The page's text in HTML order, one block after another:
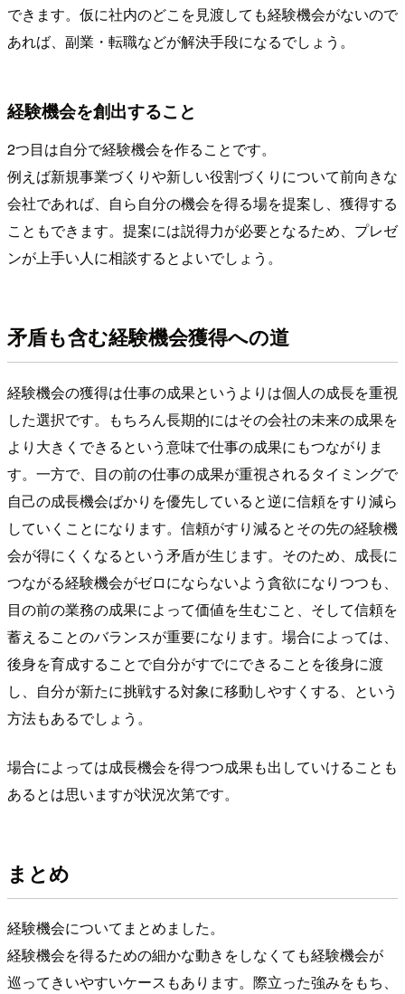
できます。仮に社内のどこを見渡しても経験機会がないので
あれば、副業・転職などが解決手段になるでしょう。
経験機会を創出すること
2つ目は自分で経験機会を作ることです。
例えば新規事業づくりや新しい役割づくりについて前向きな
会社であれば、自ら自分の機会を得る場を提案し、獲得する
こともできます。提案には説得力が必要となるため、プレゼ
ンが上手い人に相談するとよいでしょう。
矛盾も含む経験機会獲得への道
経験機会の獲得は仕事の成果というよりは個人の成長を重視
した選択です。もちろん長期的にはその会社の未来の成果を
より大きくできるという意味で仕事の成果にもつながりま
す。一方で、目の前の仕事の成果が重視されるタイミングで
自己の成長機会ばかりを優先していると逆に信頼をすり減ら
していくことになります。信頼がすり減るとその先の経験機
会が得にくくなるという矛盾が生じます。そのため、成長に
つながる経験機会がゼロにならないよう貪欲になりつつも、
目の前の業務の成果によって価値を生むこと、そして信頼を
蓄えることのバランスが重要になります。場合によっては、
後身を育成することで自分がすでにできることを後身に渡
し、自分が新たに挑戦する対象に移動しやすくする、という
方法もあるでしょう。
場合によっては成長機会を得つつ成果も出していけることも
あるとは思いますが状況次第です。
まとめ
経験機会についてまとめました。
経験機会を得るための細かな動きをしなくても経験機会が
巡ってきいやすいケースもあります。際立った強みをもち、